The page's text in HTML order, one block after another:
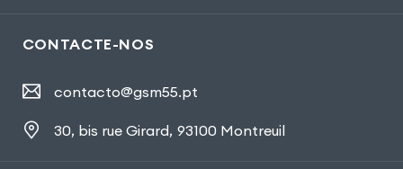
CONTACTE-NOS
contacto@gsm55.pt
30, bis rue Girard, 93100 Montreuil